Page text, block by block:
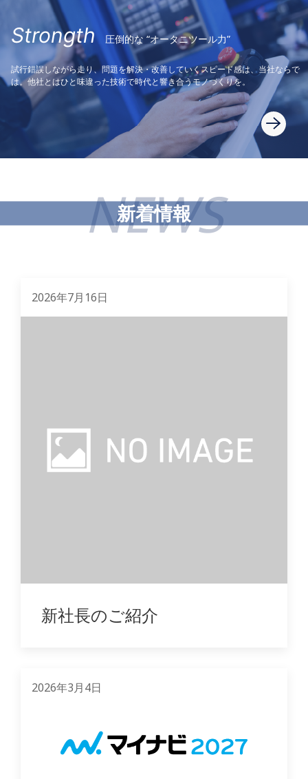
Strongth 圧倒的な “オータニツール力”
試行錯誤しながら走り、問題を解決・改善していくスピード感は、当社ならで
は。他社とはひと味違った技術で時代と響き合うモノづくりを。
新着情報
NEWS
2026年7月16日
新社長のご紹介
2026年3月4日